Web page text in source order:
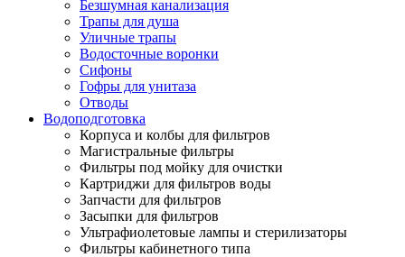
Безшумная канализация
Трапы для душа
Уличные трапы
Водосточные воронки
Сифоны
Гофры для унитаза
Отводы
Водоподготовка
Корпуса и колбы для фильтров
Магистральные фильтры
Фильтры под мойку для очистки
Картриджи для фильтров воды
Запчасти для фильтров
Засыпки для фильтров
Ультрафиолетовые лампы и стерилизаторы
Фильтры кабинетного типа